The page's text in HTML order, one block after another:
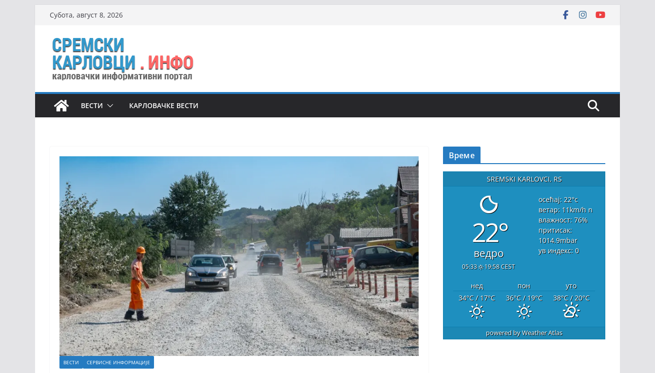
content
Субота, август 8, 2026
ВЕСТИ КАРЛОВАЧКЕ ВЕСТИ
ВЕСТИ СЕРВИСНЕ ИНФОРМАЦИЈЕ
Време
SREMSKI KARLOVCI, RS
22°
ведро
05:33 19:58 CEST
осећај: 22°c
ветар: 11km/hn
влажност: 76%
притисак:
1014.9mbar
ув индекс: 0
нед пон
уто
34°C/ 17°C 36°C/ 19°C 38°C/ 20°C
powered byWeather Atlas